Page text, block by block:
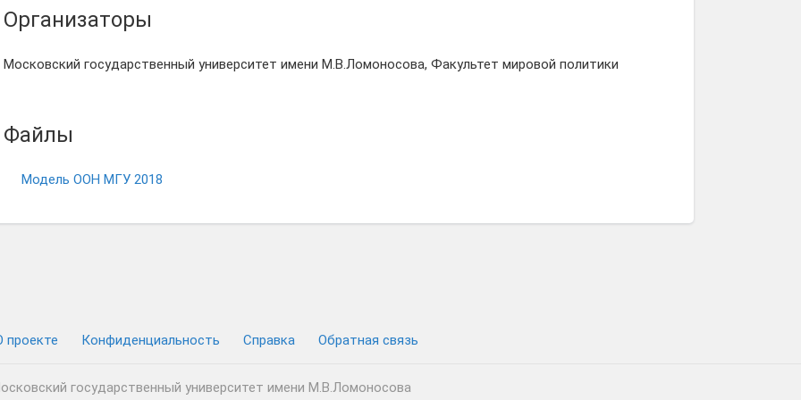
Организаторы
Московский государственный университет имени М.В.Ломоносова, Факультет мировой политики
Файлы
Модель ООН МГУ 2018
проекте Конфиденциальность Cправка Обратная связь
государственный университет имени М.В.Ломоносова